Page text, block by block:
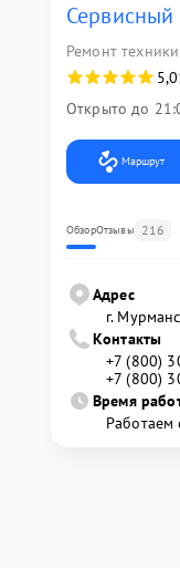
Сервисный
Ремонт
5,0
Открыто до
Маршрут
ОбзорОтзывы 216
Адрес
г.
Контакты
+7 (800)
+7 (800)
Время
Работаем